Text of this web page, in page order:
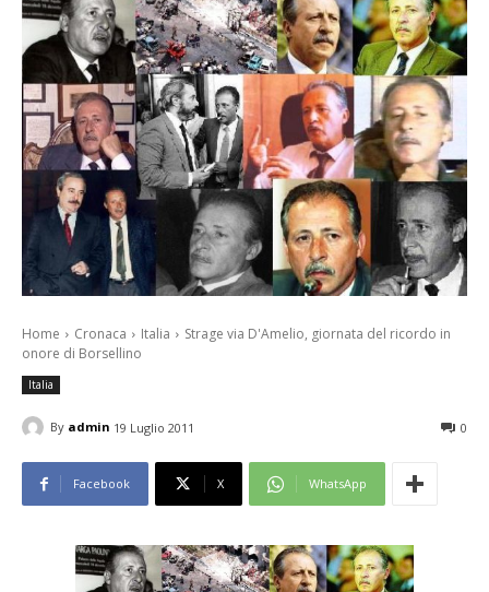
Home Cronaca Italia
Strage via D'Amelio, giornata del ricordo in
onore di Borsellino
Italia
By admin 19 Luglio 2011 0
Facebook X WhatsApp